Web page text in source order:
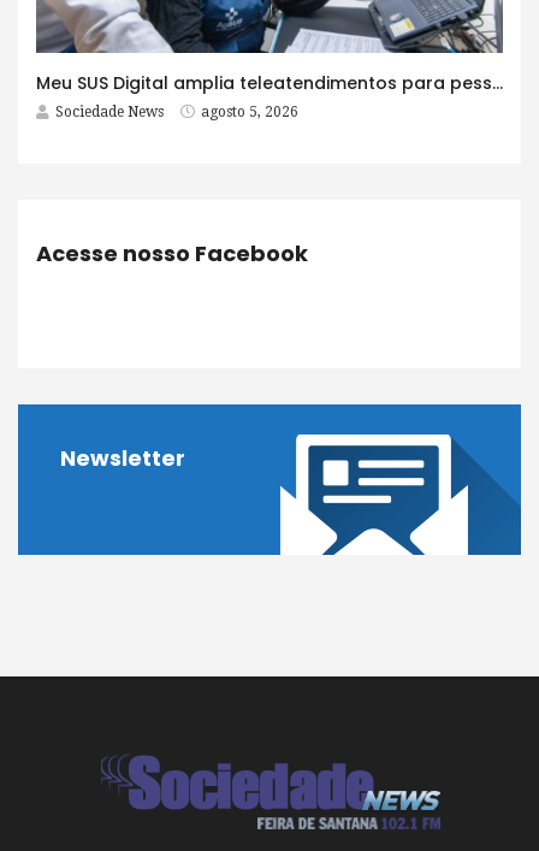
Meu SUS Digital amplia teleatendimentos para pessoas com problemas com jogos e apostas
Sociedade News agosto 5, 2026
Acesse nosso Facebook
Newsletter